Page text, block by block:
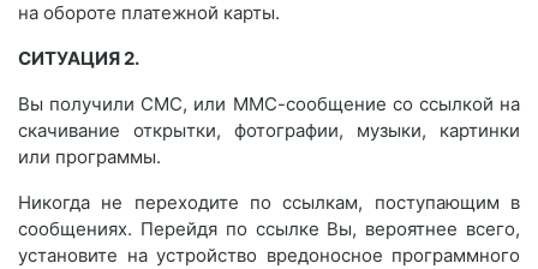
на обороте платежной карты.
СИТУАЦИЯ 2.
Вы получили СМС, или ММС-сообщение со ссылкой на
скачивание открытки, фотографии, музыки, картинки
или программы.
Никогда не переходите по ссылкам, поступающим в
сообщениях. Перейдя по ссылке Вы, вероятнее всего,
установите на устройство вредоносное программного